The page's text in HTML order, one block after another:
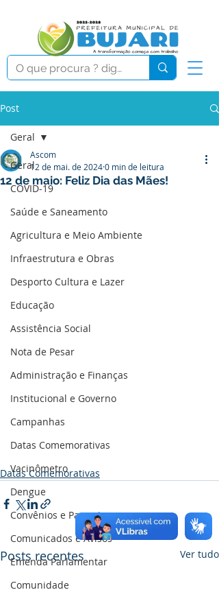
Post
Geral
COVID-19
Saúde e Saneamento
Agricultura e Meio Ambiente
Infraestrutura e Obras
Desporto Cultura e Lazer
Educação
Assistência Social
Nota de Pesar
Administração e Finanças
Institucional e Governo
Campanhas
Datas Comemorativas
Vacinômetro
Dengue
Convênios e Parcerias
Comunicados e Avisos
Emenda Parlamentar
Comunidade
Geral
12 de maio: Feliz Dia das Mães!
Ascom
12 de mai. de 20240 min de leitura
Datas Comemorativas
Posts recentes Ver tudo